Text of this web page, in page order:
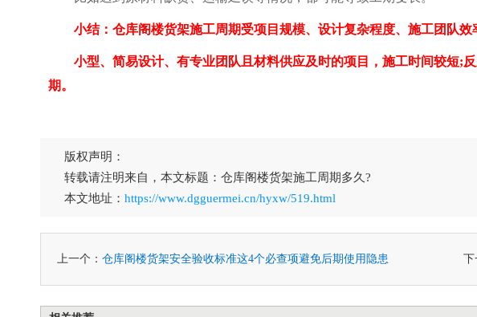
小结：仓库阁楼货架施工周期受项目规模、设计复杂程度、施工团队
小型、简易设计、有专业团队且材料供应及时的项目，施工时间较短;
期。
版权声明：
转载请注明来自，本文标题：仓库阁楼货架施工周期多久?
本文地址： https://www.dgguermei.cn/hyxw/519.html
上一个： 仓库阁楼货架安全验收标准这4个必查项避免后期使用隐患 下